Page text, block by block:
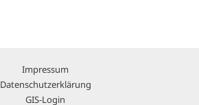
Impressum
Datenschutzerklärung
GIS-Login